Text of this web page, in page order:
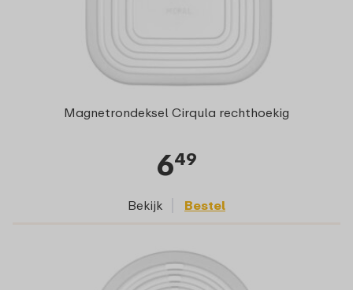
Magnetrondeksel Cirqula rechthoekig
649
Bekijk Bestel